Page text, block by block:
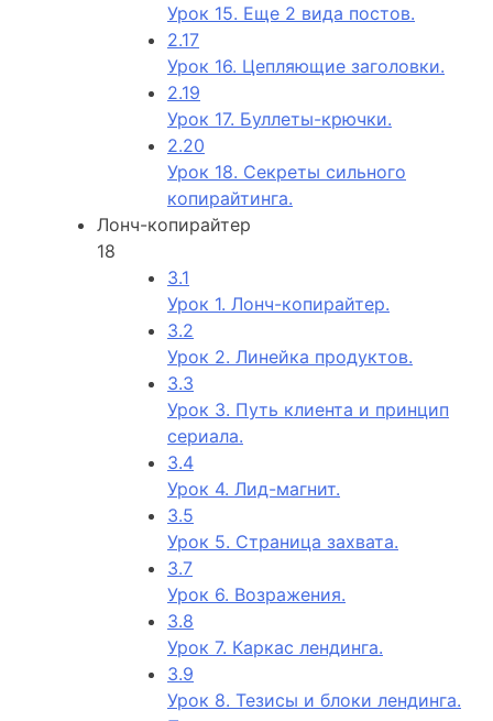
Урок 15. Еще 2 вида постов.
2.17
Урок 16. Цепляющие заголовки.
2.19
Урок 17. Буллеты-крючки.
2.20
Урок 18. Секреты сильного
копирайтинга.
Лонч-копирайтер
18
3.1
Урок 1. Лонч-копирайтер.
3.2
Урок 2. Линейка продуктов.
3.3
Урок 3. Путь клиента и принцип
сериала.
3.4
Урок 4. Лид-магнит.
3.5
Урок 5. Страница захвата.
3.7
Урок 6. Возражения.
3.8
Урок 7. Каркас лендинга.
3.9
Урок 8. Тезисы и блоки лендинга.